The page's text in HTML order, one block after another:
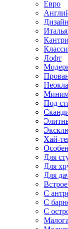
Евро
Кантри
Лофт
Под
Хай-
Для
Для
Для
С
С
С